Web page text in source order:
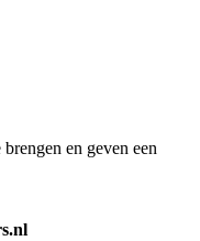
en geven een